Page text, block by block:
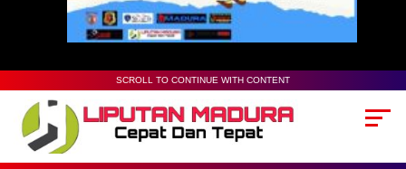
SCROLL TO CONTINUE WITH CONTENT